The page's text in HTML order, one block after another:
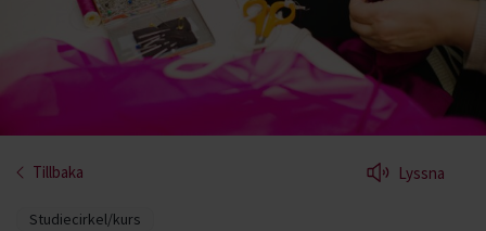
Tillbaka Lyssna
Studiecirkel/kurs